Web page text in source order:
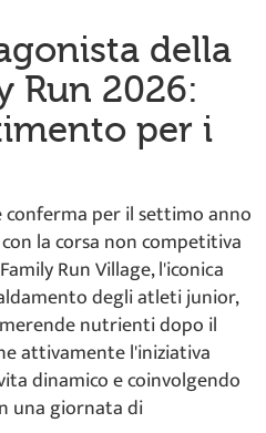
della
Run 2026:
per i
conferma per il settimo anno
la corsa non competitiva
Run Village, l'iconica
degli atleti junior,
nutrienti dopo il
attivamente l'iniziativa
dinamico e coinvolgendo
una giornata di